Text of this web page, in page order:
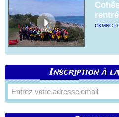
CKMNC |
Inscription à